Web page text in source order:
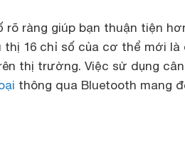
rõ ràng giúp bạn thuận tiện
thị 16 chỉ số của cơ thể mới
thị trường. Việc sử dụng
thông qua Bluetooth mang